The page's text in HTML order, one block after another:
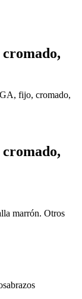
fijo, cromado,
marrón. Otros